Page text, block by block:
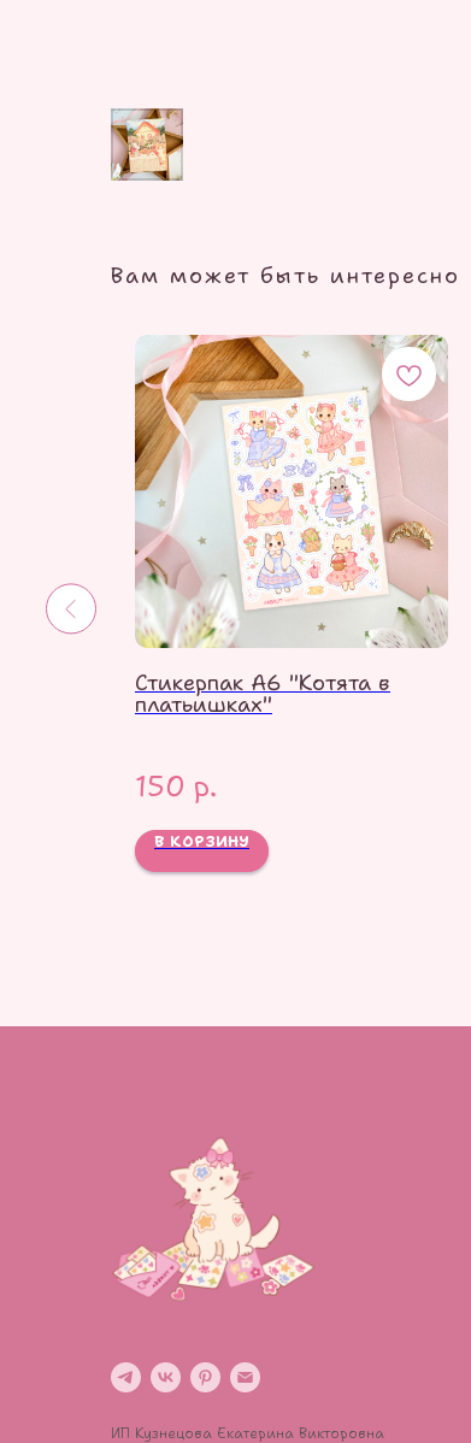
Вам может быть интересно
Стикерпак А6 "Котята в
платьишках"
150 р.
В КОРЗИНУ
ИП Кузнецова Екатерина Викторовна